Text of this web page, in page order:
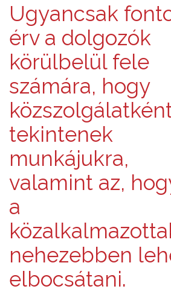
Ugyancsak
érv a dolgozók
körülbelül fele
számára, hogy
tekintenek
munkájukra,
valamint az,
a
nehezebben
elbocsátani.